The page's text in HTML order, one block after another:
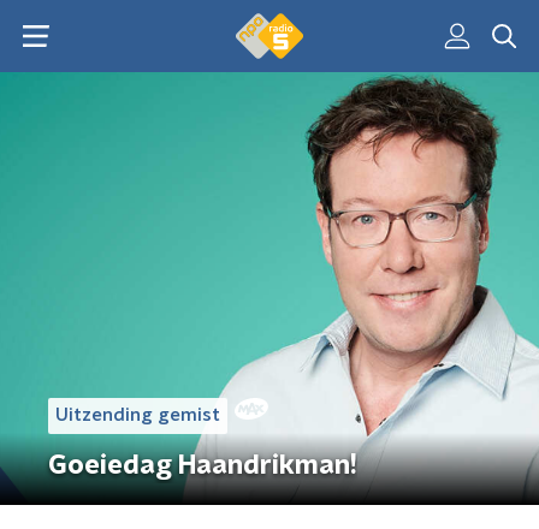
Uitzending gemist
Goeiedag Haandrikman!